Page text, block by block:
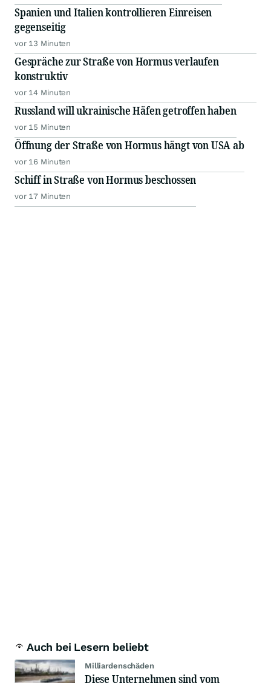
Spanien und Italien kontrollieren Einreisen
gegenseitig
vor 13 Minuten
Gespräche zur Straße von Hormus verlaufen
konstruktiv
vor 14 Minuten
Russland will ukrainische Häfen getroffen haben
vor 15 Minuten
Öffnung der Straße von Hormus hängt von USA ab
vor 16 Minuten
Schiff in Straße von Hormus beschossen
vor 17 Minuten
Auch bei Lesern beliebt
Milliardenschäden
Diese Unternehmen sind vom